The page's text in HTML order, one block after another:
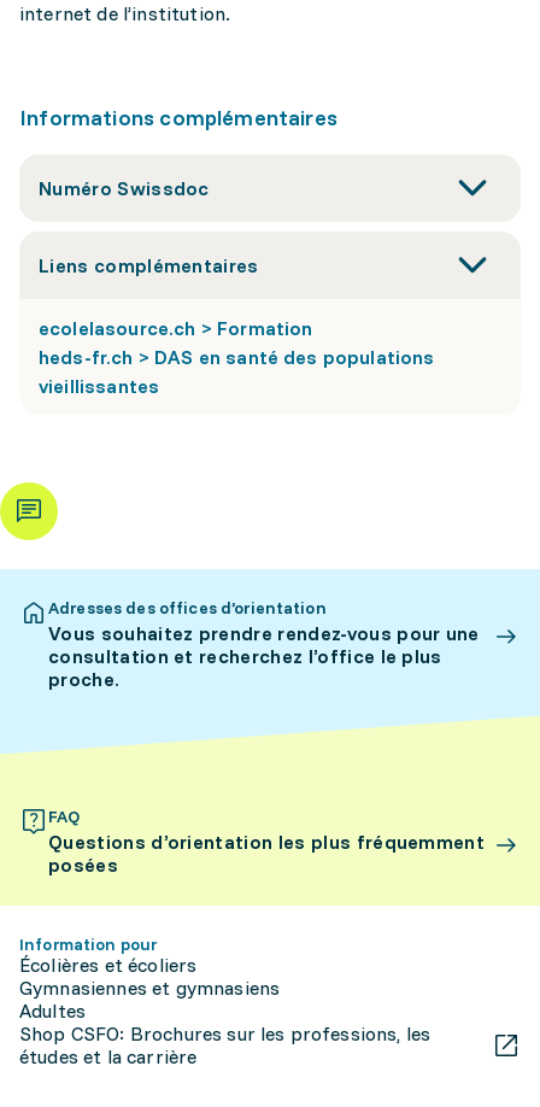
internet de l’institution.
Informations complémentaires
Numéro Swissdoc
Liens complémentaires
ecolelasource.ch > Formation
heds-fr.ch > DAS en santé des populations
vieillissantes
Adresses des offices d’orientation
Vous souhaitez prendre rendez-vous pour une
consultation et recherchez l’office le plus
proche.
FAQ
Questions d’orientation les plus fréquemment
posées
Information pour
Écolières et écoliers
Gymnasiennes et gymnasiens
Adultes
Shop CSFO: Brochures sur les professions, les
études et la carrière